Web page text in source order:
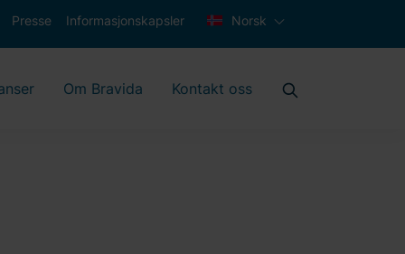
Presse Informasjonskapsler Norsk
Om Bravida Kontakt oss